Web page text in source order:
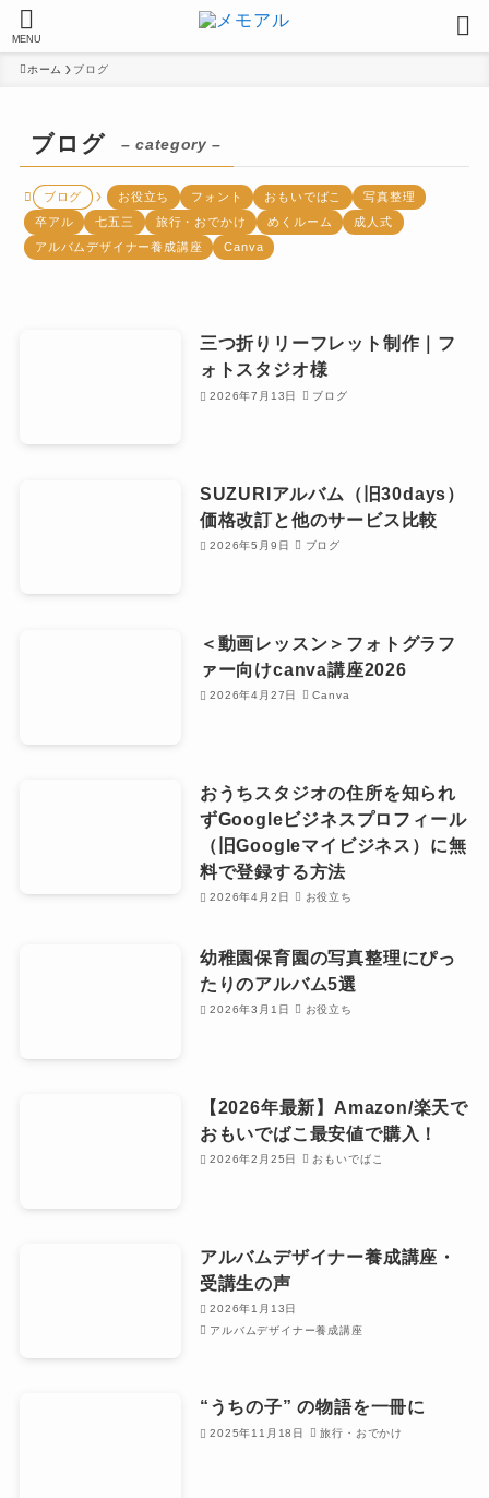
MENU
ホーム ブログ
ブログ – category –
ブログ お役立ち フォント おもいでばこ
写真整理
卒アル
七五三 旅行・おでかけ めくルーム
成人式
アルバムデザイナー養成講座
Canva
三つ折りリーフレット制作｜フ
ォトスタジオ様
2026年7月13日 ブログ
SUZURIアルバム（旧30days）
価格改訂と他のサービス比較
2026年5月9日 ブログ
＜動画レッスン＞フォトグラフ
ァー向けcanva講座2026
2026年4月27日 Canva
おうちスタジオの住所を知られ
ずGoogleビジネスプロフィール
（旧Googleマイビジネス）に無
料で登録する方法
2026年4月2日 お役立ち
幼稚園保育園の写真整理にぴっ
たりのアルバム5選
2026年3月1日 お役立ち
【2026年最新】Amazon/楽天で
おもいでばこ最安値で購入！
2026年2月25日 おもいでばこ
アルバムデザイナー養成講座・
受講生の声
2026年1月13日
アルバムデザイナー養成講座
“うちの子” の物語を一冊に
2025年11月18日 旅行・おでかけ